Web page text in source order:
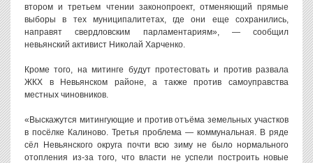
втором и третьем чтении законопроект, отменяющий прямые
выборы в тех муниципалитетах, где они еще сохранились,
направят свердловским парламентариям», — сообщил
невьянский активист Николай Харченко.
Кроме того, на митинге будут протестовать и против развала
ЖКХ в Невьянском районе, а также против самоуправства
местных чиновников.
«Выскажутся митингующие и против отъёма земельных участков
в посёлке Калиново. Третья проблема — коммунальная. В ряде
сёл Невьянского округа почти всю зиму не было нормального
отопления из-за того, что власти не успели построить новые